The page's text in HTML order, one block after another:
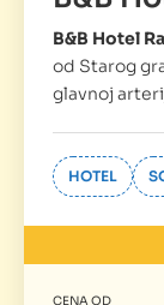
B&B Hotel
od Starog
glavnoj
HOTEL
CENA OD